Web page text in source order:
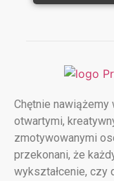
Chętnie nawiążemy
otwartymi,
zmotywowanymi
przekonani, że
wykształcenie, czy